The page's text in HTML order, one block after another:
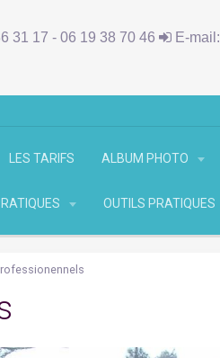
31 17 - 06 19 38 70 46 E-mail:
LES TARIFS ALBUM PHOTO
OUTILS PRATIQUES